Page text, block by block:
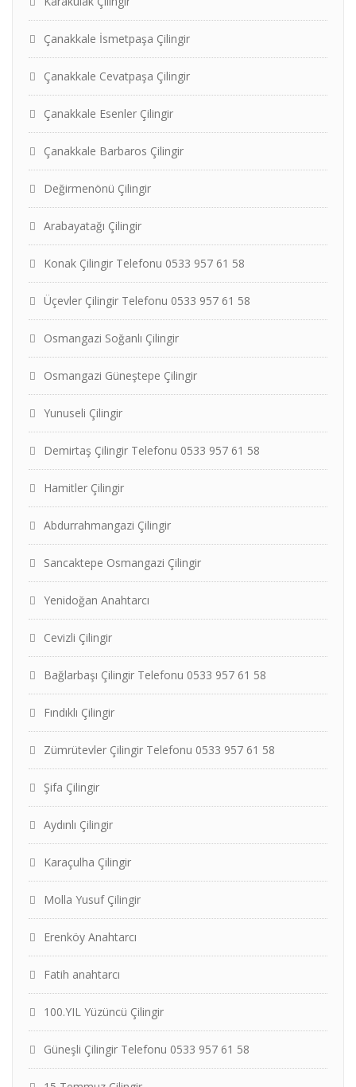
Çanakkale İsmetpaşa Çilingir
Çanakkale Cevatpaşa Çilingir
Çanakkale Esenler Çilingir
Çanakkale Barbaros Çilingir
Değirmenönü Çilingir
Arabayatağı Çilingir
Konak Çilingir Telefonu 0533 957 61 58
Üçevler Çilingir Telefonu 0533 957 61 58
Osmangazi Soğanlı Çilingir
Osmangazi Güneştepe Çilingir
Yunuseli Çilingir
Demirtaş Çilingir Telefonu 0533 957 61 58
Hamitler Çilingir
Abdurrahmangazi Çilingir
Sancaktepe Osmangazi Çilingir
Yenidoğan Anahtarcı
Cevizli Çilingir
Bağlarbaşı Çilingir Telefonu 0533 957 61 58
Fındıklı Çilingir
Zümrütevler Çilingir Telefonu 0533 957 61 58
Şifa Çilingir
Aydınlı Çilingir
Karaçulha Çilingir
Molla Yusuf Çilingir
Erenköy Anahtarcı
Fatih anahtarcı
100.YIL Yüzüncü Çilingir
Güneşli Çilingir Telefonu 0533 957 61 58